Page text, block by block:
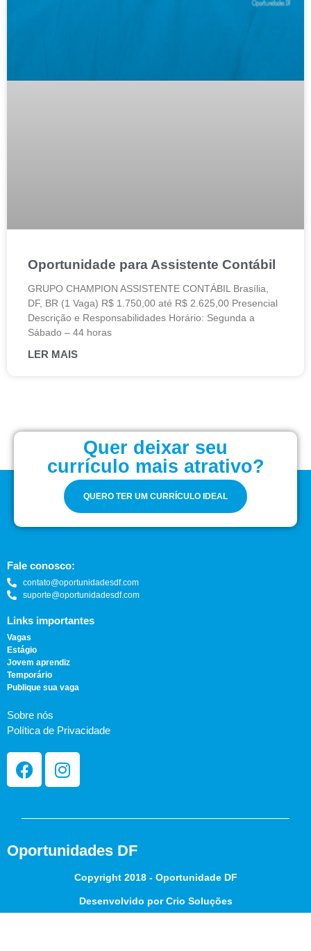
Oportunidade para Assistente Contábil
GRUPO CHAMPION ASSISTENTE CONTÁBIL Brasília,
DF, BR (1 Vaga) R$ 1.750,00 até R$ 2.625,00 Presencial
Descrição e Responsabilidades Horário: Segunda a
Sábado – 44 horas
LER MAIS
Quer deixar seu
currículo mais atrativo?
QUERO TER UM CURRÍCULO IDEAL
Fale conosco:
contato@oportunidadesdf.com
suporte@oportunidadesdf.com
Links importantes
Vagas
Estágio
Jovem aprendiz
Temporário
Publique sua vaga
Sobre nós
Política de Privacidade
Oportunidades DF
Copyright 2018 - Oportunidade DF
Desenvolvido por Crio Soluções